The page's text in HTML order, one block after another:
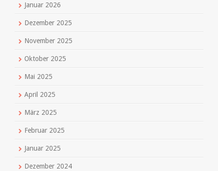
Januar 2026
Dezember 2025
November 2025
Oktober 2025
Mai 2025
April 2025
März 2025
Februar 2025
Januar 2025
Dezember 2024